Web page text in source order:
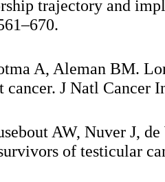
trajectory and
A, Aleman BM.
cancer. J Natl Cancer
AW, Nuver J,
of testicular